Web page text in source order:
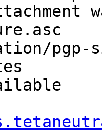
pgp-